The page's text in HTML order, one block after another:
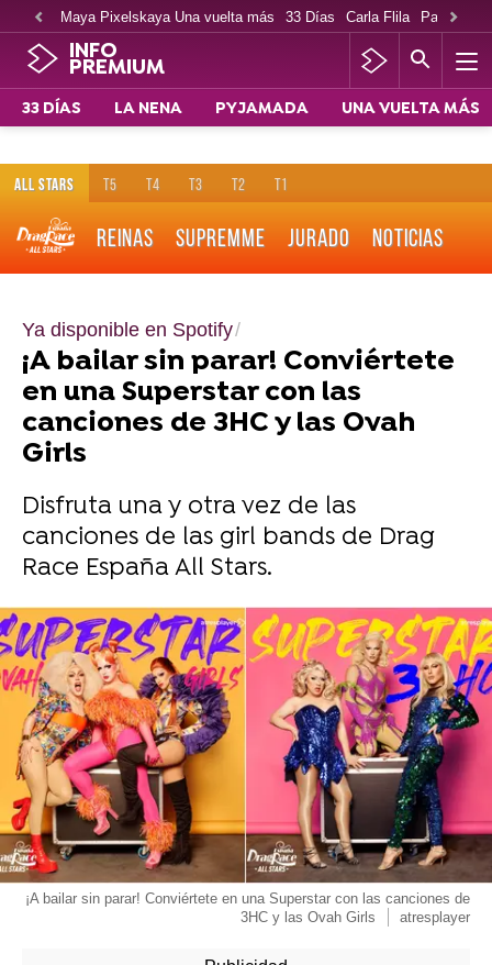
Maya Pixelskaya Una vuelta más 33 Días Carla Flila Paco
INFO
PREMIUM
33 DÍAS LA NENA PYJAMADA UNA VUELTA MÁS
ALL STARS T5 T4 T3 T2 T1
REINAS SUPREMME JURADO NOTICIAS
Ya disponible en Spotify
¡A bailar sin parar! Conviértete
en una Superstar con las
canciones de 3HC y las Ovah
Girls
Disfruta una y otra vez de las
canciones de las girl bands de Drag
Race España All Stars.
¡A bailar sin parar! Conviértete en una Superstar con las canciones de
3HC y las Ovah Girls
atresplayer